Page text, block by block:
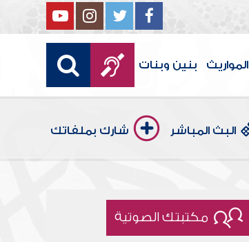
المواريث بنين وبنات
البث المباشر شارك بملفاتك
مكتبتك الصوتية